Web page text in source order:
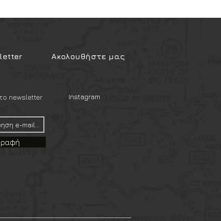
Ακολουθήστε μας
newsletter Instagram